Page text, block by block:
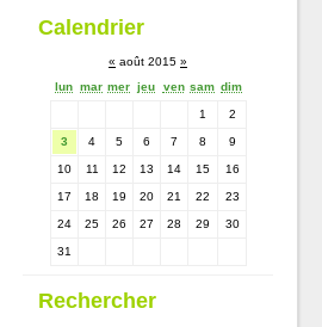
Calendrier
« août 2015 »
lun mar mer jeu ven sam dim
1 2
3 4 5 6 7 8 9
10 11 12 13 14 15 16
17 18 19 20 21 22 23
24 25 26 27 28 29 30
31
Rechercher